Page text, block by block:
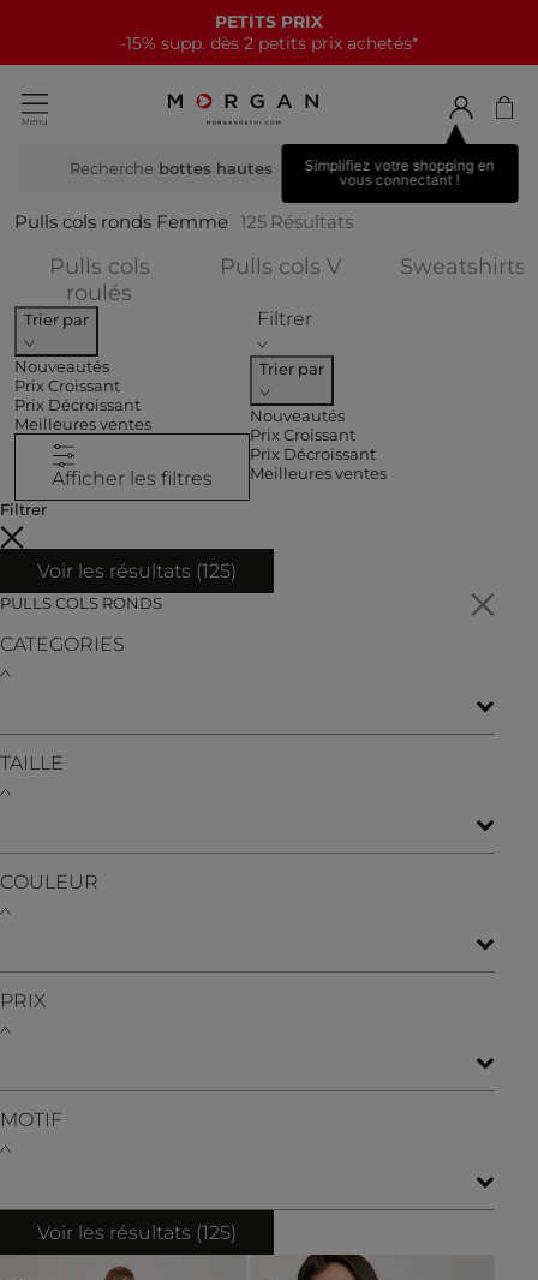
NOUVELLE COLLECTION
15€ offerts tous les 70€*
Simplifiez votre shopping en
vous connectant !
Recherche
Pulls cols ronds Femme 125 Résultats
Pulls cols
roulés
Pulls cols VAffiner parSweatshirts
Trier par
Nouveautés
Prix Croissant
Prix Décroissant
Meilleures ventes
Afficher les filtres
Filtrer
Trier par
Nouveautés
Prix Croissant
Prix Décroissant
Meilleures ventes
Filtrer
Voir les résultats (125)
PULLS COLS RONDS
CATEGORIES
TAILLE
COULEUR
PRIX
MOTIF
Voir les résultats (125)